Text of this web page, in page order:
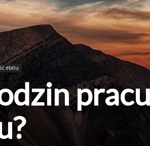
etatu